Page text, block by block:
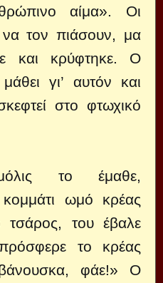
αίμα». Οι
να τον πιάσουν, μα
και κρύφτηκε. Ο
γι’ αυτόν και
στo φτωχικό
το έμαθε,
ωμό κρέας
τσάρος, του έβαλε
το κρέας
φάε!» Ο